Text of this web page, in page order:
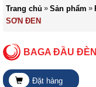
Trang chủ » Sản phẩm »
SƠN ĐEN
BAGA ĐẦU
Đặt hàng